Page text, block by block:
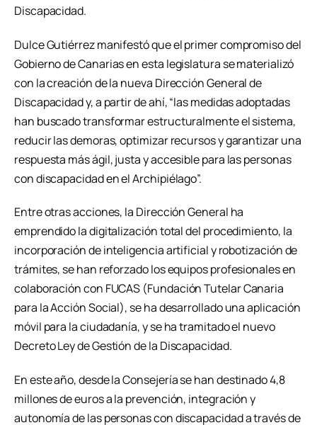
Discapacidad.
Dulce Gutiérrez manifestó que el primer compromiso del
Gobierno de Canarias en esta legislatura se materializó
con la creación de la nueva Dirección General de
Discapacidad y, a partir de ahí, “las medidas adoptadas
han buscado transformar estructuralmente el sistema,
reducir las demoras, optimizar recursos y garantizar una
respuesta más ágil, justa y accesible para las personas
con discapacidad en el Archipiélago”.
Entre otras acciones, la Dirección General ha
emprendido la digitalización total del procedimiento, la
incorporación de inteligencia artificial y robotización de
trámites, se han reforzado los equipos profesionales en
colaboración con FUCAS (Fundación Tutelar Canaria
para la Acción Social), se ha desarrollado una aplicación
móvil para la ciudadanía, y se ha tramitado el nuevo
Decreto Ley de Gestión de la Discapacidad.
En este año, desde la Consejería se han destinado 4,8
millones de euros a la prevención, integración y
autonomía de las personas con discapacidad a través de